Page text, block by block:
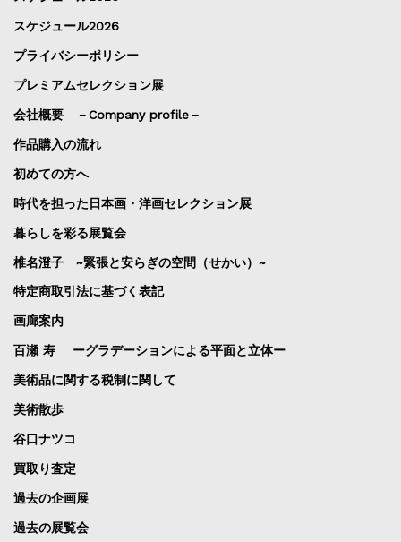
スケジュール2026
プライバシーポリシー
プレミアムセレクション展
会社概要 －Company profile－
作品購入の流れ
初めての方へ
時代を担った日本画・洋画セレクション展
暮らしを彩る展覧会
椎名澄子 ~緊張と安らぎの空間（せかい）~
特定商取引法に基づく表記
画廊案内
百瀬 寿 ーグラデーションによる平面と立体ー
美術品に関する税制に関して
美術散歩
谷口ナツコ
買取り査定
過去の企画展
過去の展覧会